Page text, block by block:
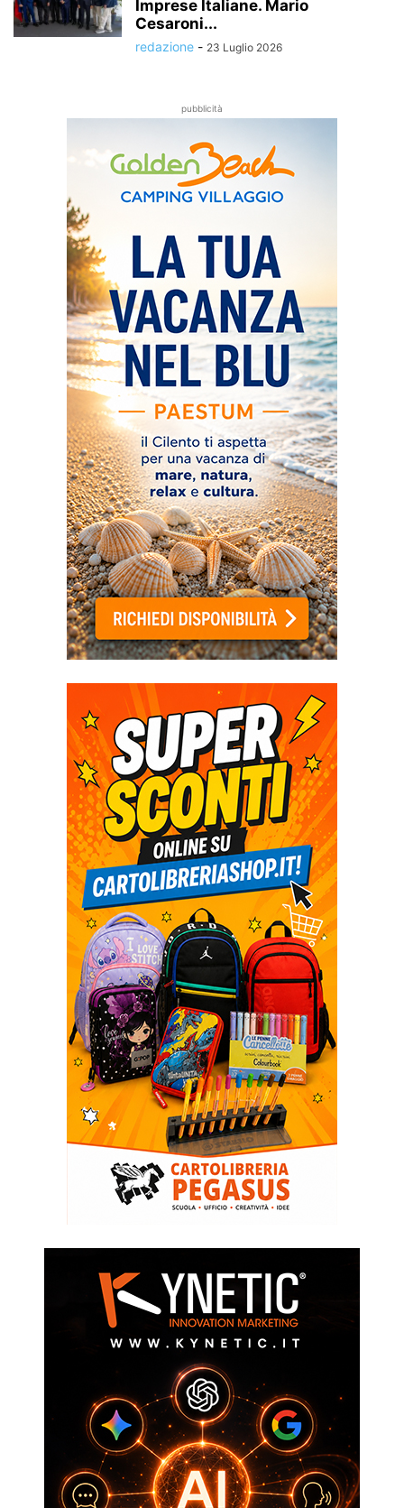
Imprese Italiane. Mario
Cesaroni...
redazione - 23 Luglio 2026
pubblicità